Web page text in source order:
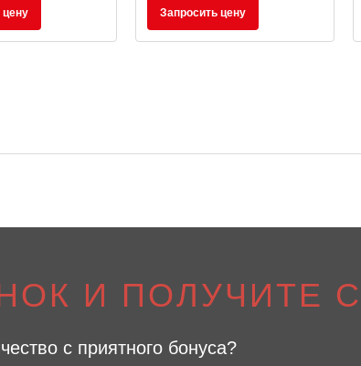
цену Запросить цену
И ПОЛУЧИТЕ
с приятного бонуса?